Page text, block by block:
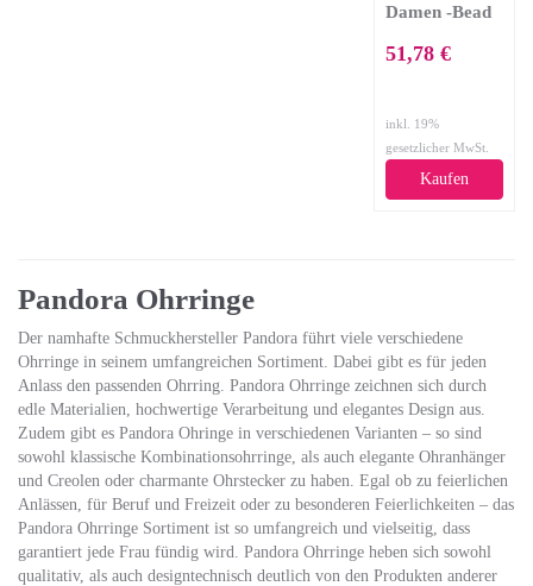
Damen -Bead
Sterlingsilber
51,78 €
inkl. 19%
gesetzlicher MwSt.
Kaufen
Pandora Ohrringe
Der namhafte Schmuckhersteller Pandora führt viele verschiedene
Ohrringe in seinem umfangreichen Sortiment. Dabei gibt es für jeden
Anlass den passenden Ohrring. Pandora Ohrringe zeichnen sich durch
edle Materialien, hochwertige Verarbeitung und elegantes Design aus.
Zudem gibt es Pandora Ohringe in verschiedenen Varianten – so sind
sowohl klassische Kombinationsohrringe, als auch elegante Ohranhänger
und Creolen oder charmante Ohrstecker zu haben. Egal ob zu feierlichen
Anlässen, für Beruf und Freizeit oder zu besonderen Feierlichkeiten – das
Pandora Ohrringe Sortiment ist so umfangreich und vielseitig, dass
garantiert jede Frau fündig wird. Pandora Ohrringe heben sich sowohl
qualitativ, als auch designtechnisch deutlich von den Produkten anderer